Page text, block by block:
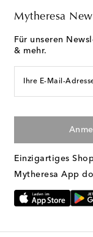
Mytheresa
Für unseren
& mehr.
Ihre E-Mail-
Einzigartiges
Mytheresa App